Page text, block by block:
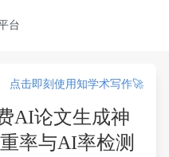
台
点击即刻使用知学术写作🚀
AI论文生成神
率与AI率检测